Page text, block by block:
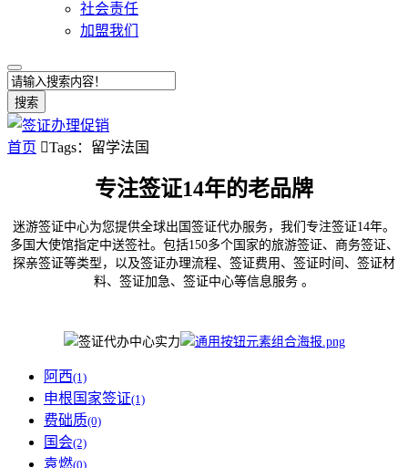
社会责任
加盟我们
搜索
首页 Tags：留学法国
专注签证14年的老品牌
迷游签证中心为您提供全球出国签证代办服务，我们专注签证14年。
多国大使馆指定中送签社。包括150多个国家的旅游签证、商务签证、
探亲签证等类型，以及签证办理流程、签证费用、签证时间、签证材
料、签证加急、签证中心等信息服务 。
阿西(1)
申根国家签证(1)
费础质(0)
国会(2)
袁燃(0)